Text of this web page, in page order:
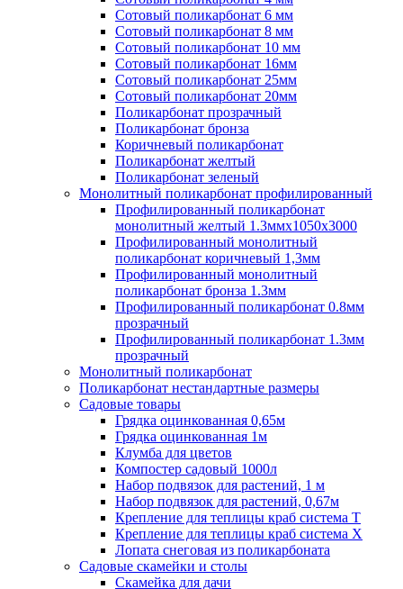
Сотовый поликарбонат 6 мм
Сотовый поликарбонат 8 мм
Сотовый поликарбонат 10 мм
Сотовый поликарбонат 16мм
Сотовый поликарбонат 25мм
Сотовый поликарбонат 20мм
Поликарбонат прозрачный
Поликарбонат бронза
Коричневый поликарбонат
Поликарбонат желтый
Поликарбонат зеленый
Монолитный поликарбонат профилированный
Профилированный поликарбонат
монолитный желтый 1.3ммх1050х3000
Профилированный монолитный
поликарбонат коричневый 1,3мм
Профилированный монолитный
поликарбонат бронза 1.3мм
Профилированный поликарбонат 0.8мм
прозрачный
Профилированный поликарбонат 1.3мм
прозрачный
Монолитный поликарбонат
Поликарбонат нестандартные размеры
Садовые товары
Грядка оцинкованная 0,65м
Грядка оцинкованная 1м
Клумба для цветов
Компостер садовый 1000л
Набор подвязок для растений, 1 м
Набор подвязок для растений, 0,67м
Крепление для теплицы краб система Т
Крепление для теплицы краб система Х
Лопата снеговая из поликарбоната
Садовые скамейки и столы
Скамейка для дачи